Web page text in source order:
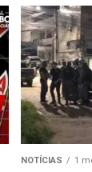
NOTÍCIAS 1